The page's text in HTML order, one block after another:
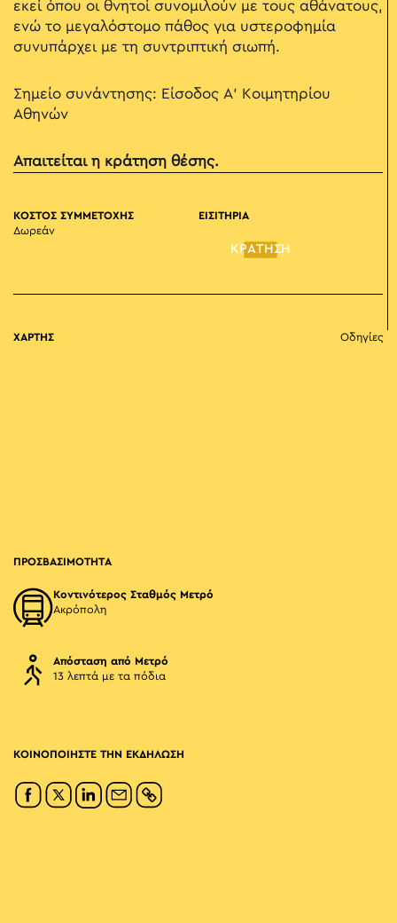
εκεί όπου οι θνητοί συνομιλούν με τους αθάνατους,
ενώ το μεγαλόστομο πάθος για υστεροφημία
συνυπάρχει με τη συντριπτική σιωπή.
Σημείο συνάντησης: Eίσοδος Α' Κοιμητηρίου
Αθηνών
Απαιτείται η κράτηση θέσης.
ΚΟΣΤΟΣ ΣΥΜΜΕΤΟΧΗΣ
Δωρεάν
ΕΙΣΙΤΗΡΙΑ
ΚΡΑΤΗΣΗ
ΧΑΡΤΗΣ Οδηγίες
ΠΡΟΣΒΑΣΙΜΟΤΗΤΑ
Κοντινότερος Σταθμός Μετρό
Ακρόπολη
Απόσταση από Μετρό
13 λεπτά με τα πόδια
ΚΟΙΝΟΠΟΙΗΣΤΕ ΤΗΝ ΕΚΔΗΛΩΣΗ